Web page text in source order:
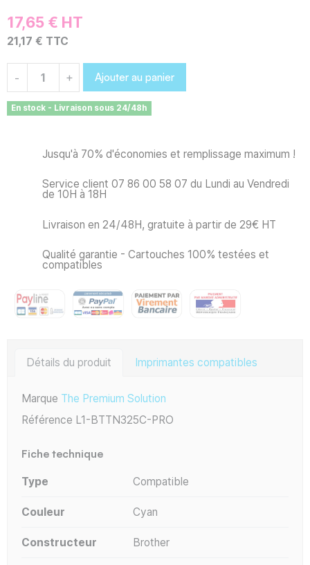
17,65 € HT
21,17 € TTC
- + Ajouter au panier
En stock - Livraison sous 24/48h
Jusqu'à 70% d'économies et remplissage maximum !
Service client 07 86 00 58 07 du Lundi au Vendredi
de 10H à 18H
Livraison en 24/48H, gratuite à partir de 29€ HT
Qualité garantie - Cartouches 100% testées et
compatibles
Détails du produit Imprimantes compatibles
Marque The Premium Solution
Référence L1-BTTN325C-PRO
Fiche technique
Type Compatible
Couleur Cyan
Constructeur Brother